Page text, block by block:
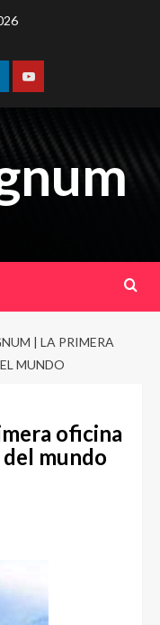
Youtube
| LA PRIMERA
MUNDO
oficina
mundo